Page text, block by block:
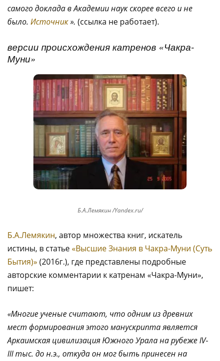
самого доклада в Академии наук скорее всего и не
было. Источник». (ссылка не работает).
версии происхождения катренов «Чакра-
Муни»
Б.А.Лемякин /Yandex.ru/
Б.А.Лемякин, автор множества книг, искатель
истины, в статье«Высшие Знания в Чакра-Муни (Суть
Бытия)» (2016г.), где представлены подробные
авторские комментарии к катренам «Чакра-Муни»,
пишет:
«Многие ученые считают, что одним из древних
мест формирования этого манускрипта является
Аркаимская цивилизация Южного Урала на рубеже IV-
III тыс. до н.э., откуда он мог быть принесен на